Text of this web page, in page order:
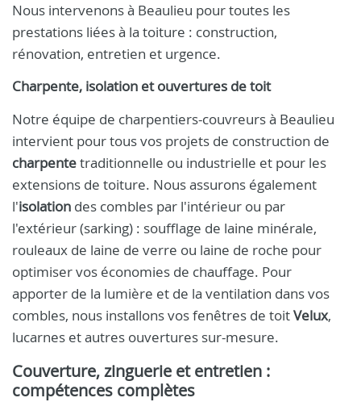
Nous intervenons à Beaulieu pour toutes les
prestations liées à la toiture : construction,
rénovation, entretien et urgence.
Charpente, isolation et ouvertures de toit
Notre équipe de charpentiers-couvreurs à Beaulieu
intervient pour tous vos projets de construction de
charpentetraditionnelle ou industrielle et pour les
extensions de toiture. Nous assurons également
l'isolation des combles par l'intérieur ou par
l'extérieur (sarking) : soufflage de laine minérale,
rouleaux de laine de verre ou laine de roche pour
optimiser vos économies de chauffage. Pour
apporter de la lumière et de la ventilation dans vos
combles, nous installons vos fenêtres de toitVelux,
lucarnes et autres ouvertures sur-mesure.
Couverture, zinguerie et entretien :
compétences complètes